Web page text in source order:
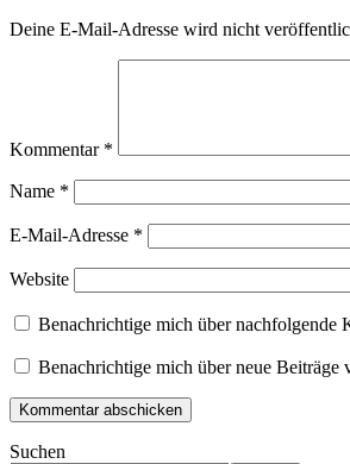
Deine E-Mail-Adresse wird nicht
Kommentar *
Name *
E-Mail-Adresse *
Website
Benachrichtige mich über nachfolgende
Benachrichtige mich über neue Beiträge
Suchen